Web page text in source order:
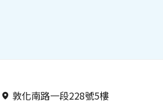
敦化南路一段228號5樓